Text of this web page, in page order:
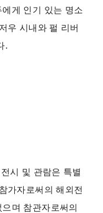
게 인기 있는 명소
우 시내와 펄 리버
.
시 및 관람은 특별
가자로써의 해외전
며 참관자로써의